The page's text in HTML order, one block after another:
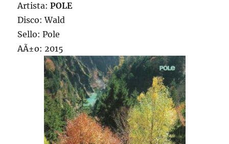
Artista:POLE
Disco: Wald
Sello: Pole
AÃ±o: 2015